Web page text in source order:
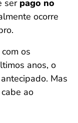
ser pago no
ocorre
os
anos, o
Mas
ao